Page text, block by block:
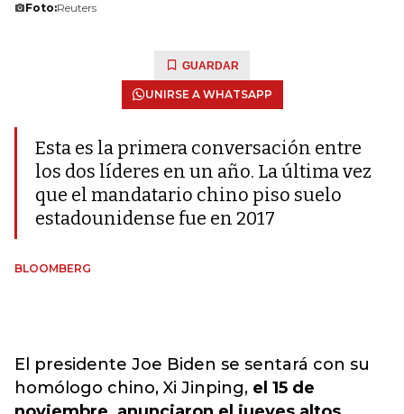
Foto:Reuters
GUARDAR
UNIRSE A WHATSAPP
Esta es la primera conversación entre
los dos líderes en un año. La última vez
que el mandatario chino piso suelo
estadounidense fue en 2017
BLOOMBERG
El presidente Joe Biden se sentará con su
homólogo chino, Xi Jinping, el 15 de